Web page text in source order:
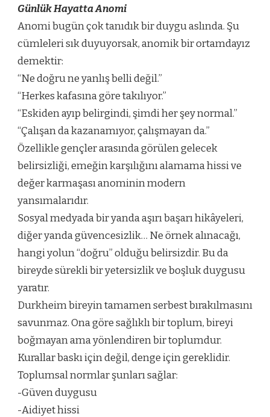
Günlük Hayatta Anomi
Anomi bugün çok tanıdık bir duygu aslında. Şu
cümleleri sık duyuyorsak, anomik bir ortamdayız
demektir:
“Ne doğru ne yanlış belli değil.”
“Herkes kafasına göre takılıyor.”
“Eskiden ayıp belirgindi, şimdi her şey normal.”
“Çalışan da kazanamıyor, çalışmayan da.”
Özellikle gençler arasında görülen gelecek
belirsizliği, emeğin karşılığını alamama hissi ve
değer karmaşası anominin modern
yansımalarıdır.
Sosyal medyada bir yanda aşırı başarı hikâyeleri,
diğer yanda güvencesizlik… Ne örnek alınacağı,
hangi yolun “doğru” olduğu belirsizdir. Bu da
bireyde sürekli bir yetersizlik ve boşluk duygusu
yaratır.
Durkheim bireyin tamamen serbest bırakılmasını
savunmaz. Ona göre sağlıklı bir toplum, bireyi
boğmayan ama yönlendiren bir toplumdur.
Kurallar baskı için değil, denge için gereklidir.
Toplumsal normlar şunları sağlar:
-Güven duygusu
-Aidiyet hissi